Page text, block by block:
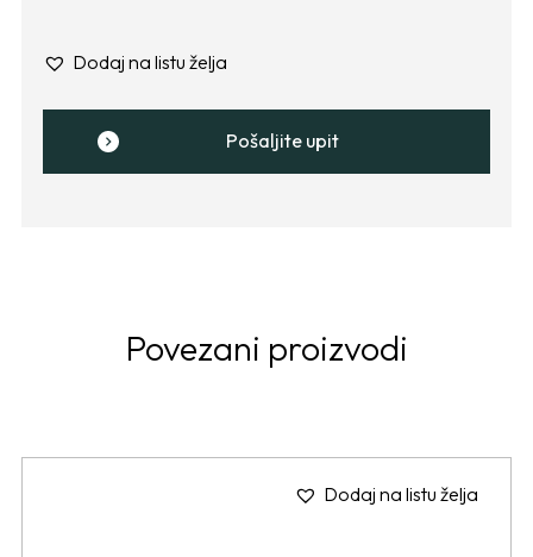
Dodaj na listu želja
Pošaljite upit
Povezani proizvodi
Dodaj na listu želja